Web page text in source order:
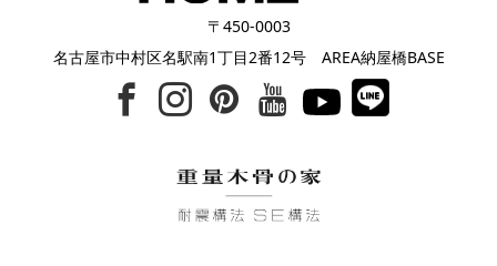
〒450-0003
名古屋市中村区名駅南1丁目2番12号 AREA納屋橋BASE